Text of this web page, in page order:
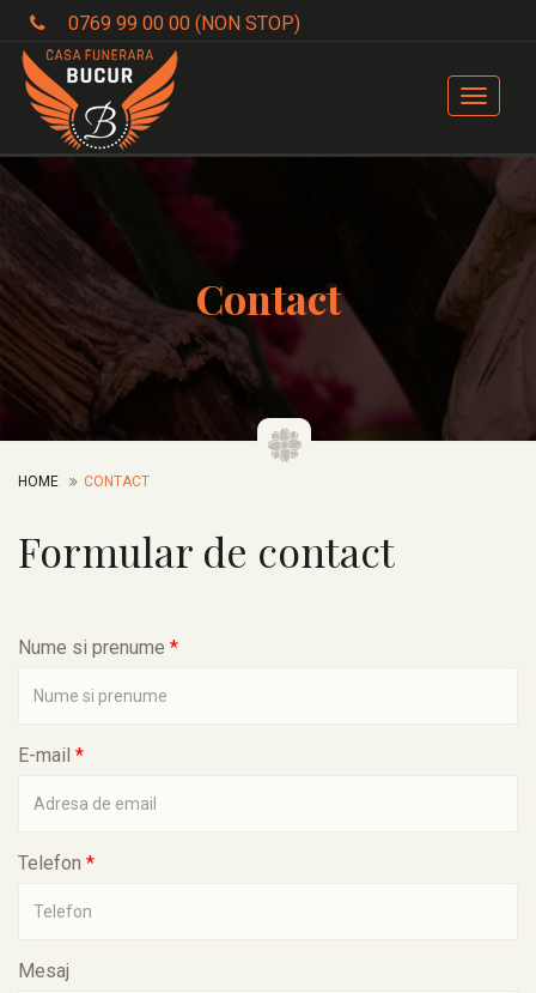
0769 99 00 00 (NON STOP)
Toggle
Contact
HOME CONTACT
Formular de contact
Nume si prenume *
E-mail *
Telefon *
Mesaj